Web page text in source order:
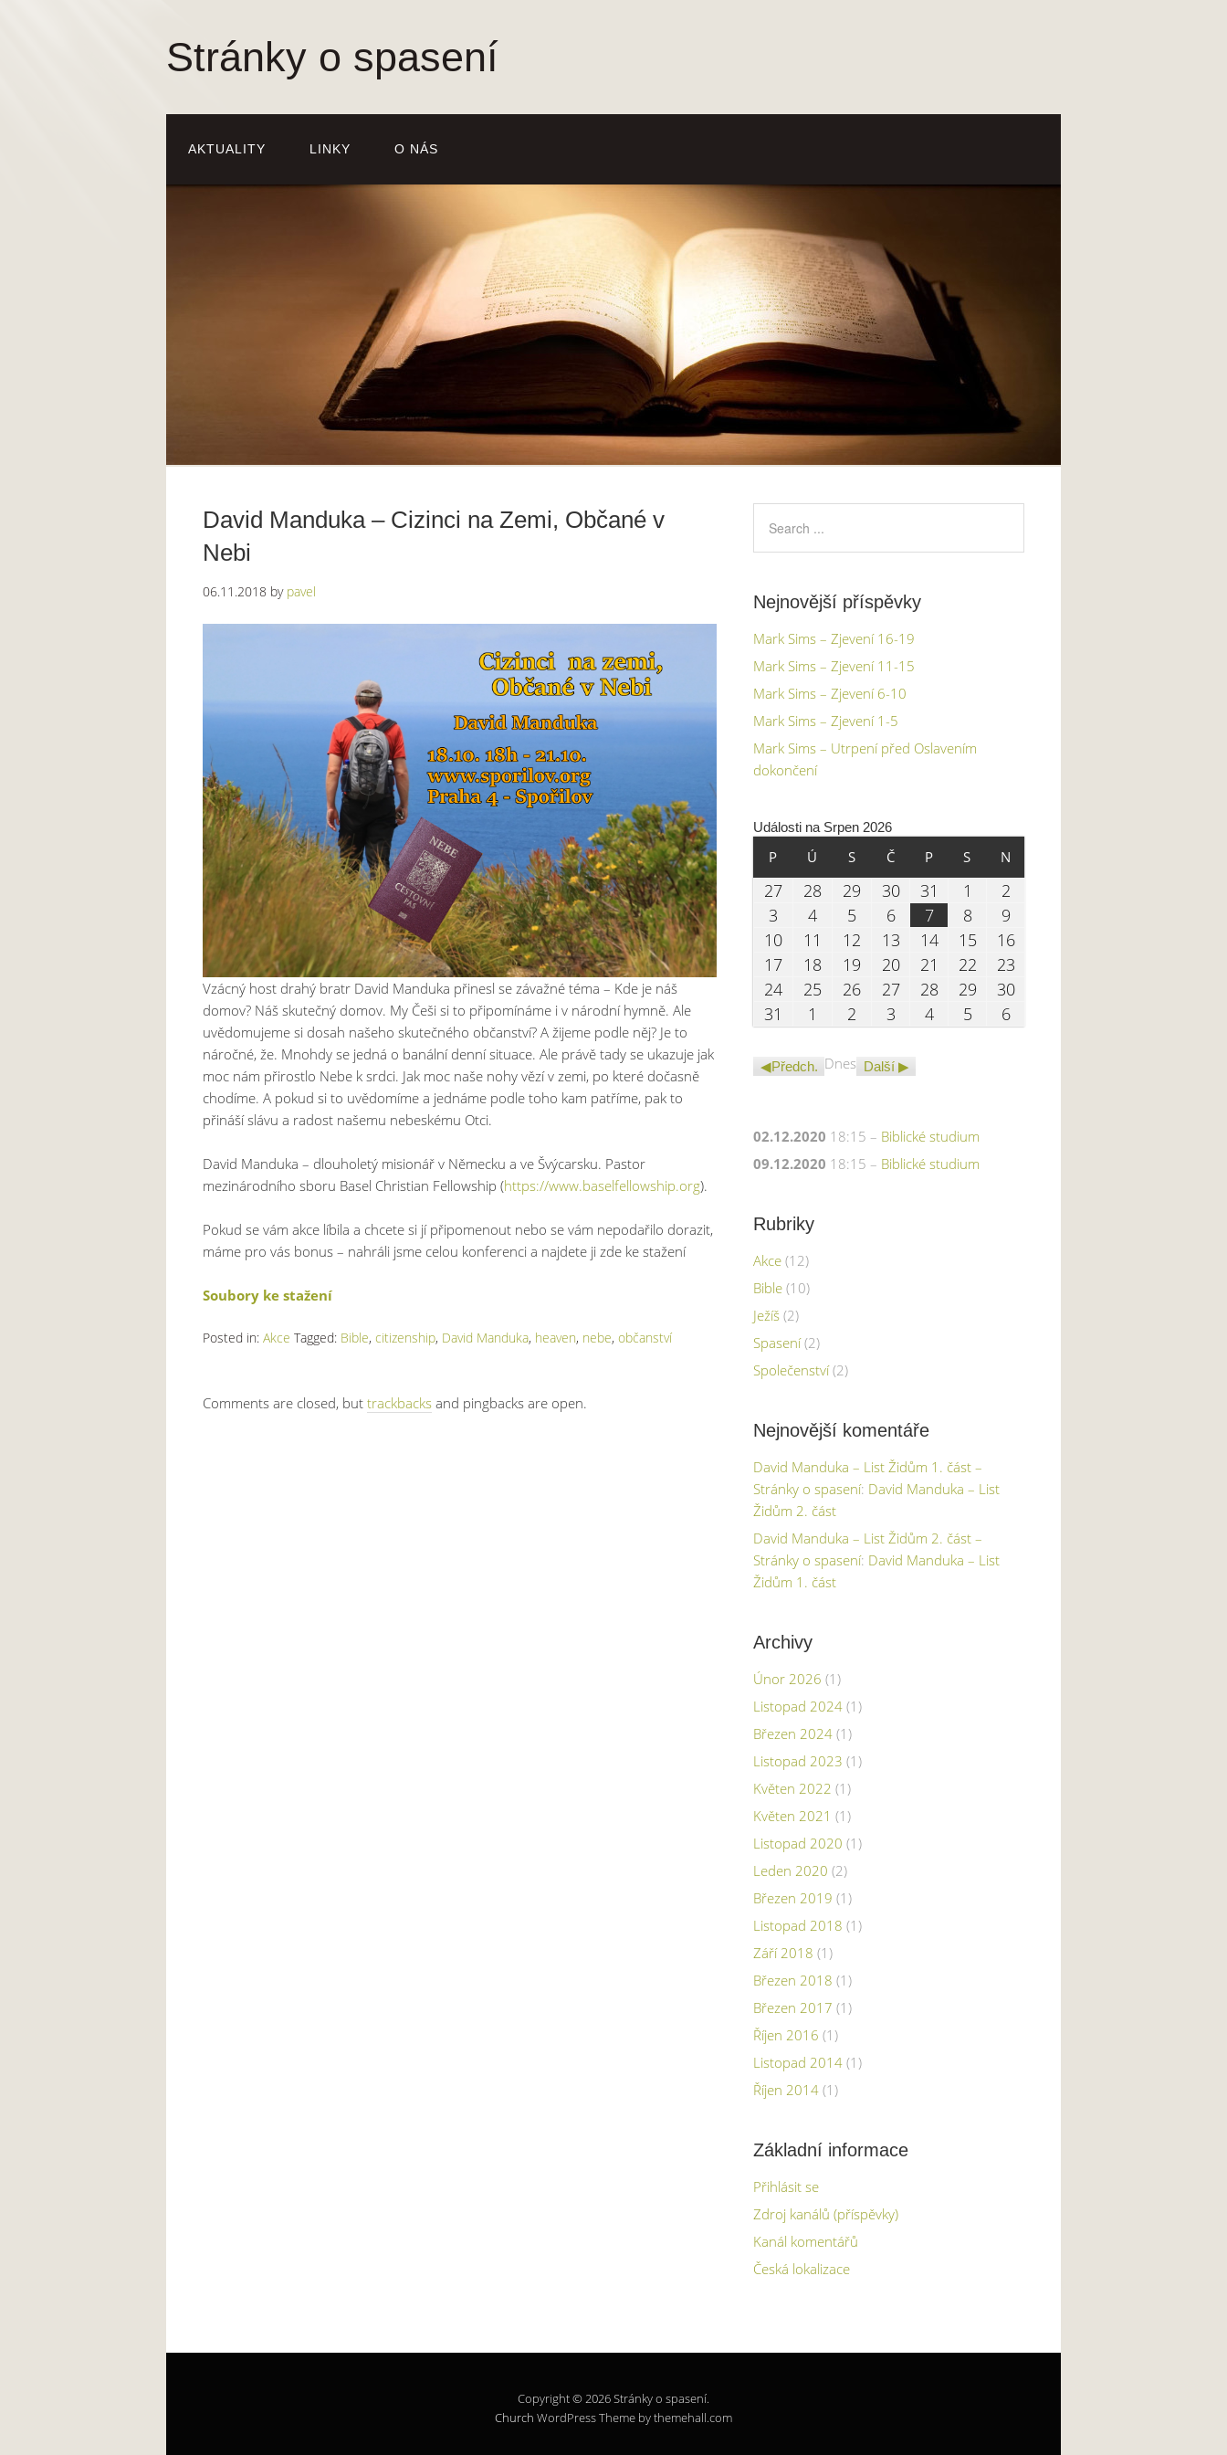
Stránky o spasení
AKTUALITY LINKY O NÁS
David Manduka – Cizinci na Zemi, Občané v
Nebi
06.11.2018 by pavel
Vzácný host drahý bratr David Manduka přinesl se závažné téma – Kde je náš
domov? Náš skutečný domov. My Češi si to připomínáme i v národní hymně. Ale
uvědomujeme si dosah našeho skutečného občanství? A žijeme podle něj? Je to
náročné, že. Mnohdy se jedná o banální denní situace. Ale právě tady se ukazuje jak
moc nám přirostlo Nebe k srdci. Jak moc naše nohy vězí v zemi, po které dočasně
chodíme. A pokud si to uvědomíme a jednáme podle toho kam patříme, pak to
přináší slávu a radost našemu nebeskému Otci.
David Manduka – dlouholetý misionář v Německu a ve Švýcarsku. Pastor
mezinárodního sboru Basel Christian Fellowship (https://www.baselfellowship.org).
Pokud se vám akce líbila a chcete si jí připomenout nebo se vám nepodařilo dorazit,
máme pro vás bonus – nahráli jsme celou konferenci a najdete ji zde ke stažení
Soubory ke stažení
Posted in: Akce Tagged: Bible, citizenship, David Manduka, heaven, nebe, občanství
Comments are closed, but trackbacks and pingbacks are open.
Nejnovější příspěvky
Mark Sims – Zjevení 16-19
Mark Sims – Zjevení 11-15
Mark Sims – Zjevení 6-10
Mark Sims – Zjevení 1-5
Mark Sims – Utrpení před Oslavením
dokončení
Události na Srpen 2026
PPONDĚLÍ
Ú ÚTERÝ
SSTŘEDA
ČČTVRTEK
PPÁTEK
SSOBOTA
NNEDĚLE
2727.07.2026
2828.07.2026
29 29.07.2026
3030.07.2026
31 31.07.2026
1 01.08.2026
202.08.2026
3 03.08.2026
404.08.2026
505.08.2026
606.08.2026
707.08.2026
808.08.2026
909.08.2026
1010.08.2026
11 11.08.2026
12 12.08.2026
1313.08.2026
1414.08.2026
1515.08.2026
1616.08.2026
1717.08.2026
1818.08.2026
19 19.08.2026
2020.08.2026
21 21.08.2026
2222.08.2026
2323.08.2026
2424.08.2026
2525.08.2026
2626.08.2026
2727.08.2026
2828.08.2026
2929.08.2026
3030.08.2026
31
31.08.2026
1 01.09.2026
2 02.09.2026
303.09.2026
404.09.2026
505.09.2026
606.09.2026
Předch. Dnes Další
02.12.2020 18:15 – Biblické studium
09.12.2020 18:15 – Biblické studium
Rubriky
Akce (12)
Bible (10)
Ježíš (2)
Spasení(2)
Společenství(2)
Nejnovější komentáře
David Manduka – List Židům 1. část –
Stránky o spasení: David Manduka – List
Židům 2. část
David Manduka – List Židům 2. část –
Stránky o spasení: David Manduka – List
Židům 1. část
Archivy
Únor 2026 (1)
Listopad 2024 (1)
Březen 2024 (1)
Listopad 2023 (1)
Květen 2022 (1)
Květen 2021 (1)
Listopad 2020 (1)
Leden 2020 (2)
Březen 2019 (1)
Listopad 2018 (1)
Září 2018 (1)
Březen 2018 (1)
Březen 2017 (1)
Říjen 2016 (1)
Listopad 2014 (1)
Říjen 2014 (1)
Základní informace
Přihlásit se
Zdroj kanálů (příspěvky)
Kanál komentářů
Česká lokalizace
Copyright © 2026 Stránky o spasení.
Church WordPress Theme by themehall.com